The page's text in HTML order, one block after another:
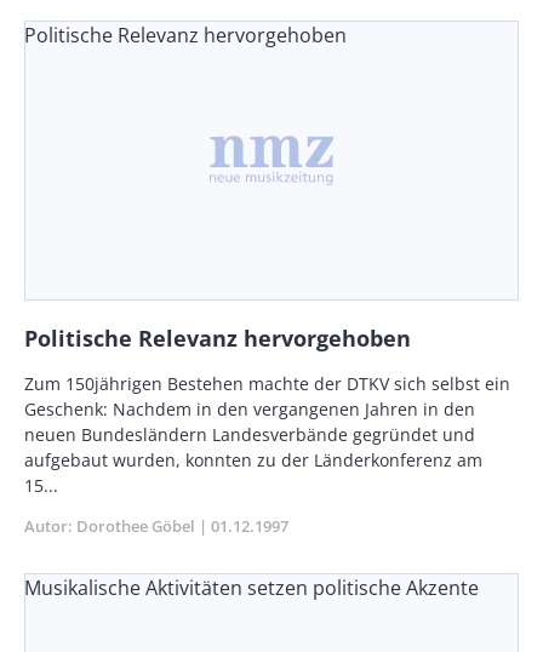
Politische Relevanz hervorgehoben
Politische Relevanz hervorgehoben
Body
Zum 150jährigen Bestehen machte der DTKV sich selbst ein
Geschenk: Nachdem in den vergangenen Jahren in den
neuen Bundesländern Landesverbände gegründet und
aufgebaut wurden, konnten zu der Länderkonferenz am
15...
Autor Dorothee Göbel Publikationsdatum
01.12.1997
Musikalische Aktivitäten setzen politische Akzente